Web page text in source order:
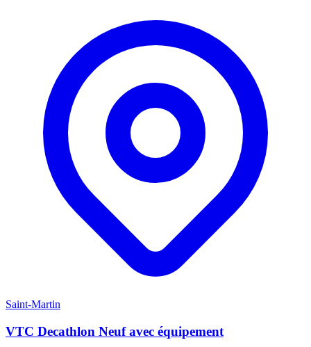
Saint-Martin
VTC Decathlon Neuf avec équipement